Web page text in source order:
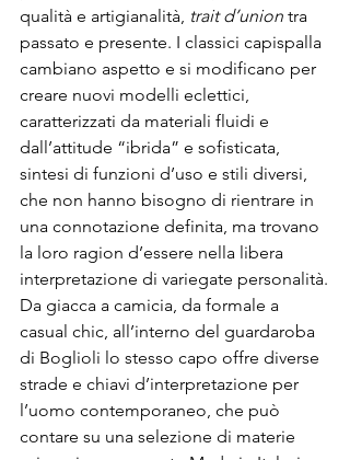
qualità e artigianalità, trait d’union tra
passato e presente. I classici capispalla
cambiano aspetto e si modificano per
creare nuovi modelli eclettici,
caratterizzati da materiali fluidi e
dall’attitude “ibrida” e sofisticata,
sintesi di funzioni d’uso e stili diversi,
che non hanno bisogno di rientrare in
una connotazione definita, ma trovano
la loro ragion d’essere nella libera
interpretazione di variegate personalità.
Da giacca a camicia, da formale a
casual chic, all’interno del guardaroba
di Boglioli lo stesso capo offre diverse
strade e chiavi d’interpretazione per
l’uomo contemporaneo, che può
contare su una selezione di materie